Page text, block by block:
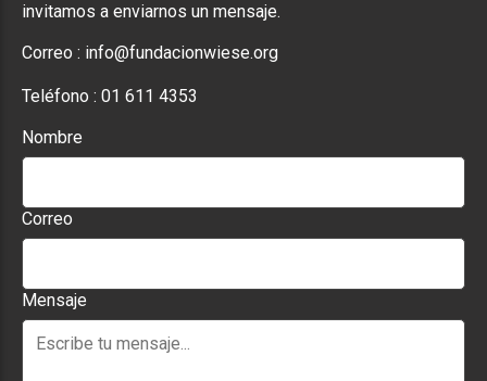
invitamos a enviarnos un mensaje.
Correo : info@fundacionwiese.org
Teléfono : 01 611 4353
Nombre
Correo
Mensaje